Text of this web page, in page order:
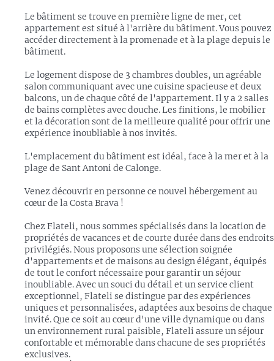
Le bâtiment se trouve en première ligne de mer, cet
appartement est situé à l'arrière du bâtiment. Vous pouvez
accéder directement à la promenade et à la plage depuis le
bâtiment.
Le logement dispose de 3 chambres doubles, un agréable
salon communiquant avec une cuisine spacieuse et deux
balcons, un de chaque côté de l'appartement. Il y a 2 salles
de bains complètes avec douche. Les finitions, le mobilier
et la décoration sont de la meilleure qualité pour offrir une
expérience inoubliable à nos invités.
L'emplacement du bâtiment est idéal, face à la mer et à la
plage de Sant Antoni de Calonge.
Venez découvrir en personne ce nouvel hébergement au
cœur de la Costa Brava !
Chez Flateli, nous sommes spécialisés dans la location de
propriétés de vacances et de courte durée dans des endroits
privilégiés. Nous proposons une sélection soignée
d'appartements et de maisons au design élégant, équipés
de tout le confort nécessaire pour garantir un séjour
inoubliable. Avec un souci du détail et un service client
exceptionnel, Flateli se distingue par des expériences
uniques et personnalisées, adaptées aux besoins de chaque
invité. Que ce soit au cœur d'une ville dynamique ou dans
un environnement rural paisible, Flateli assure un séjour
confortable et mémorable dans chacune de ses propriétés
exclusives.